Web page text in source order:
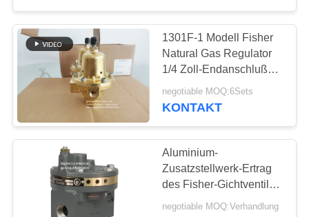
1301F-1 Modell Fisher
Natural Gas Regulator
1/4 Zoll-Endanschluß
Fisher Brass Body
negotiable MOQ:6Sets
KONTAKT
Aluminium-
Zusatzstellwerk-Ertrag
des Fisher-Gichtventil-
2625 des Volumen-
negotiable MOQ:Verhandlung